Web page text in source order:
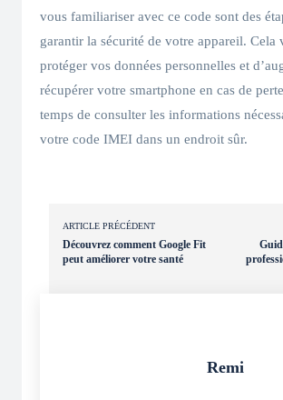
vous familiariser avec ce code sont des
garantir la sécurité de votre appareil. Cela
protéger vos données personnelles et
récupérer votre smartphone en cas de
temps de consulter les informations
votre code IMEI dans un endroit sûr.
ARTICLE PRÉCÉDENT
Découvrez comment Google Fit
peut améliorer votre santé
Remi